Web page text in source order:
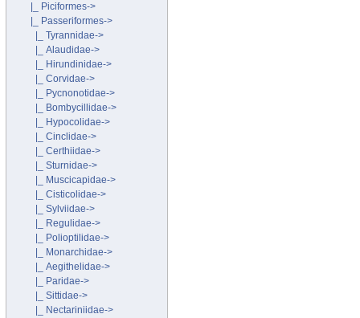
|_ Piciformes->
|_ Passeriformes->
|_ Tyrannidae->
|_ Alaudidae->
|_ Hirundinidae->
|_ Corvidae->
|_ Pycnonotidae->
|_ Bombycillidae->
|_ Hypocolidae->
|_ Cinclidae->
|_ Certhiidae->
|_ Sturnidae->
|_ Muscicapidae->
|_ Cisticolidae->
|_ Sylviidae->
|_ Regulidae->
|_ Polioptilidae->
|_ Monarchidae->
|_ Aegithelidae->
|_ Paridae->
|_ Sittidae->
|_ Nectariniidae->